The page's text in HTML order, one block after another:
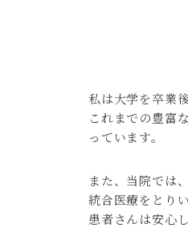
私は大学を卒業
これまでの豊富
っています。
また、当院では
統合医療をとり
患者さんは安心